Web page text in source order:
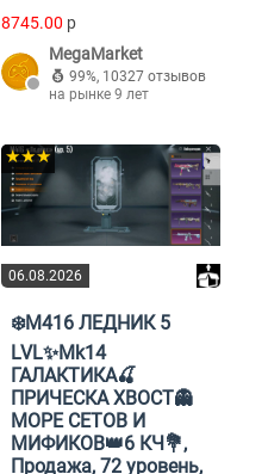
8745.00 p
MegaMarket
99%, 10327 отзывов
на рынке 9 лет
06.08.2026
★★★
❄️М416 ЛЕДНИК 5
LVL✨Mk14
ГАЛАКТИКА🍒
ПРИЧЕСКА ХВОСТ👻
МОРЕ СЕТОВ И
МИФИКОВ👑6 КЧ💐,
Продажа, 72 уровень,